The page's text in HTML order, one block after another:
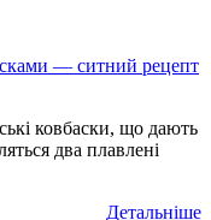
— ситний рецепт
ковбаски, що дають
два плавлені
Детальніше